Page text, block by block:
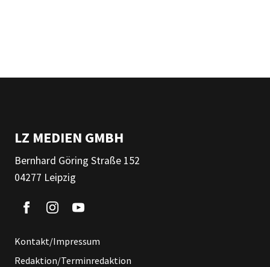
LZ MEDIEN GMBH
Bernhard Göring Straße 152
04277 Leipzig
Kontakt/Impressum
Redaktion/Terminredaktion